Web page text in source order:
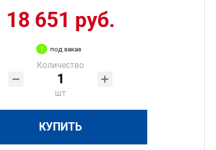
18 651 руб.
под заказ
Количество
шт
КУПИТЬ